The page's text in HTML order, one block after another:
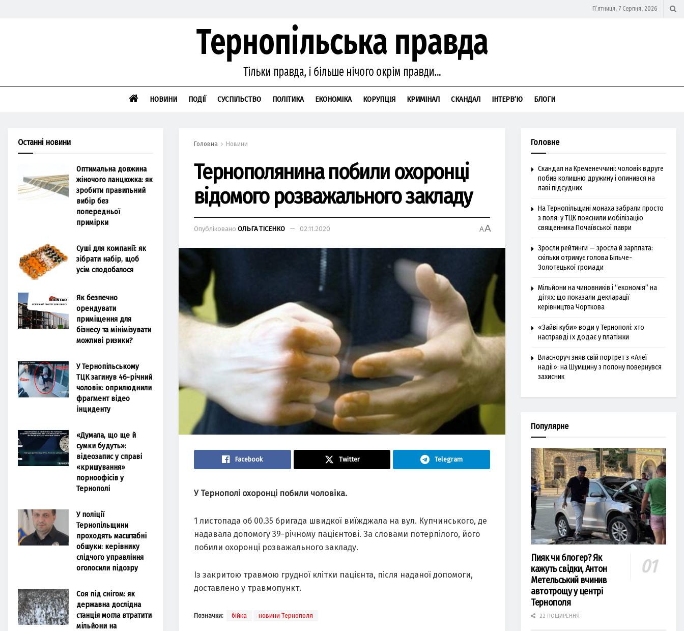
П’ятниця, 7 Серпня, 2026
НОВИНИ ПОДІЇ СУСПІЛЬСТВО ПОЛІТИКА ЕКОНОМІКА КОРУПЦІЯ КРИМІНАЛ СКАНДАЛ ІНТЕРВ’Ю БЛОГИ
Головна Новини
Тернополянина побили охоронці
відомого розважального закладу
Опубліковано ОЛЬГА ТІСЕНКО 02.11.2020 AA
Facebook Twitter Telegram
У Тернополі охоронці побили чоловіка.
1 листопада об 00.35 бригада швидкої виїжджала на вул. Купчинського, де
надавала допомогу 39-річному пацієнтові. За словами потерпілого, його
побили охоронці розважального закладу.
Із закритою травмою грудної клітки пацієнта, після наданої допомоги,
доставлено у травмопункт.
Позначки: бійка новини Тернополя
Останні новини
Оптимальна довжина
жіночого ланцюжка: як
зробити правильний
вибір без
попередньої
примірки
Суші для компанії: як
зібрати набір, щоб
усім сподобалося
Як безпечно
орендувати
приміщення для
бізнесу та мінімізувати
можливі ризики?
У Тернопільському
ТЦК загинув 46-річний
чоловік: оприлюднили
фрагмент відео
інциденту
«Думала, що ще й
сумки будуть»:
відеозапис у справі
«кришування»
порноофісів у
Тернополі
У поліції
Тернопільщини
проходять масштабні
обшуки: керівнику
слідчого управління
оголосили підозру
Соя під снігом: як
державна дослідна
станція могла втратити
мільйони на
Головне
Скандал на Кременеччині: чоловік вдруге
побив колишню дружину і опинився на
лаві підсудних
На Тернопільщині монаха забрали просто
з поля: у ТЦК пояснили мобілізацію
священника Почаївської лаври
Зросли рейтинги — зросла й зарплата:
скільки отримує голова Більче-
Золотецької громади
Мільйони на чиновників і “економія” на
дітях: що показали декларації
керівництва Чорткова
«Зайві куби» води у Тернополі: хто
насправді їх додає у платіжки
Власноруч зняв свій портрет з «Алеї
надії»: на Шумщину з полону повернувся
захисник
Популярне
Пияк чи блогер? Як
кажуть свідки, Антон
Метельський вчинив
автотрощу у центрі
Тернополя
22 ПОШИРЕННЯ